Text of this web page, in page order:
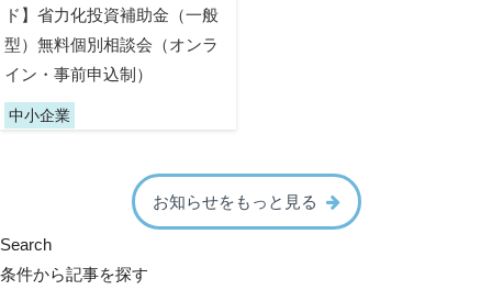
ド】省力化投資補助金（一般
型）無料個別相談会（オンラ
イン・事前申込制）
中小企業
お知らせをもっと見る
Search
条件から記事を探す